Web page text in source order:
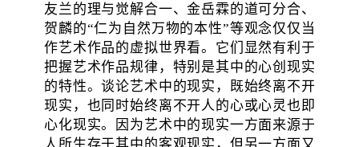
友兰的理与觉解合一、金岳霖的道可分合、
贺麟的“仁为自然万物的本性”等观念仅仅当
作艺术作品的虚拟世界看。它们显然有利于
把握艺术作品规律，特别是其中的心创现实
的特性。谈论艺术中的现实，既始终离不开
现实，也同时始终离不开人的心或心灵也即
心化现实。因为艺术中的现实一方面来源于